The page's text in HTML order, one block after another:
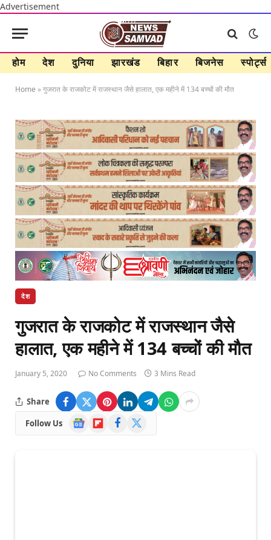
Advertisement
होम देश दुनिया झारखंड बिहार बिजनेस स्पोर्ट्स
Home »गुजरात के राजकोट में राजस्थान जैसे हालात, एक महीने में 134 बच्चों की मौत
देश
गुजरात के राजकोट में राजस्थान जैसे
हालात, एक महीने में 134 बच्चों की मौत
January 5, 2020 No Comments 3 Mins Read
Share
Follow Us
Google
News
FlipboardFacebook